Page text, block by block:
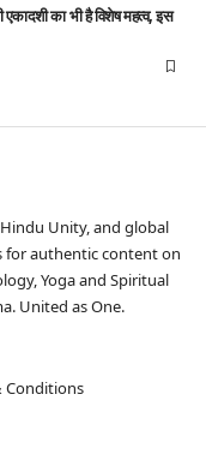
का भी है विशेष महत्व, इस
Unity, and global
for authentic content on
Yoga and Spiritual
United as One.
Conditions